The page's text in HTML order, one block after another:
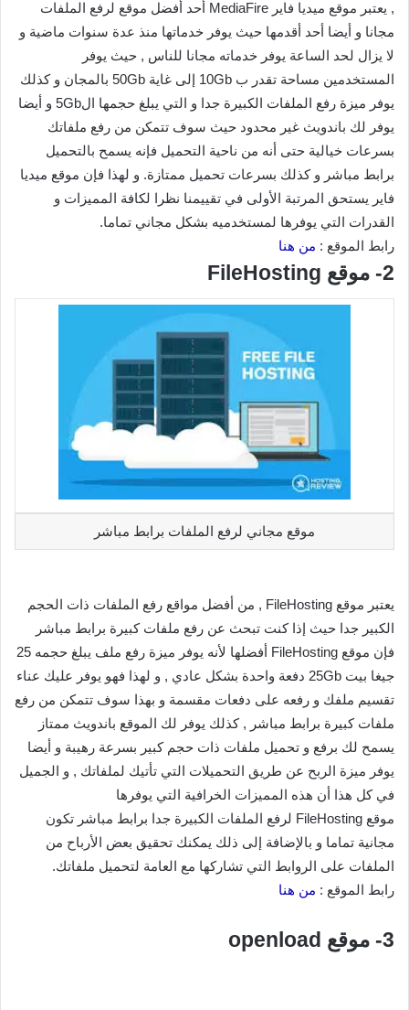
, يعتبر موقع ميديا فاير MediaFire أحد أفضل موقع لرفع الملفات
مجانا و أيضا أحد أقدمها حيث يوفر خدماتها منذ عدة سنوات ماضية و
لا يزال لحد الساعة يوفر خدماته مجانا للناس , حيث يوفر
المستخدمين مساحة تقدر ب 10Gb إلى غاية 50Gb بالمجان و كذلك
يوفر ميزة رفع الملفات الكبيرة جدا و التي يبلغ حجمها ال5Gb و أيضا
يوفر لك باندويث غير محدود حيث سوف تتمكن من رفع ملفاتك
بسرعات خيالية حتى أنه من ناحية التحميل فإنه يسمح بالتحميل
برابط مباشر و كذلك بسرعات تحميل ممتازة. و لهذا فإن موقع ميديا
فاير يستحق المرتبة الأولى في تقييمنا نظرا لكافة المميزات و
القدرات التي يوفرها لمستخدميه بشكل مجاني تماما.
رابط الموقع : من هنا
2- موقع FileHosting
موقع مجاني لرفع الملفات برابط مباشر
يعتبر موقع FileHosting , من أفضل مواقع رفع الملفات ذات الحجم
الكبير جدا حيث إذا كنت تبحث عن رفع ملفات كبيرة برابط مباشر
فإن موقع FileHosting أفضلها لأنه يوفر ميزة رفع ملف يبلغ حجمه 25
جيغا بيت 25Gb دفعة واحدة بشكل عادي , و لهذا فهو يوفر عليك عناء
تقسيم ملفك و رفعه على دفعات مقسمة و بهذا سوف تتمكن من رفع
ملفات كبيرة برابط مباشر , كذلك يوفر لك الموقع باندويث ممتاز
يسمح لك برفع و تحميل ملفات ذات حجم كبير بسرعة رهيبة و أيضا
يوفر ميزة الربح عن طريق التحميلات التي تأتيك لملفاتك , و الجميل
في كل هذا أن هذه المميزات الخرافية التي يوفرها
موقع FileHosting لرفع الملفات الكبيرة جدا برابط مباشر تكون
مجانية تماما و بالإضافة إلى ذلك يمكنك تحقيق بعض الأرباح من
الملفات على الروابط التي تشاركها مع العامة لتحميل ملفاتك.
رابط الموقع : من هنا
3- موقع openload